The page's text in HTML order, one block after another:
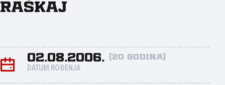
Raškaj
02.08.2006. (20 godina)
DATUM ROĐENJA